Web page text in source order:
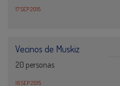
17 SEP 2015
Vecinos de Muskiz
20 personas
16 SEP 2015